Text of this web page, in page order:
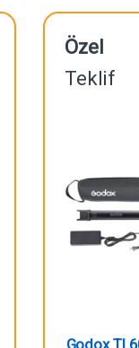
Özel
Teklif
Godox